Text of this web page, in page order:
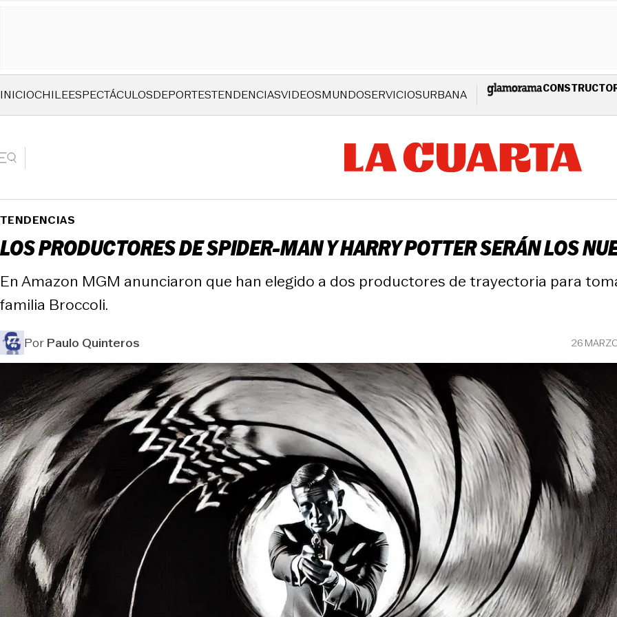
INICIOCHILEESPECTÁCULOSDEPORTESTENDENCIASVIDEOSMUNDOSERVICIOSURBANA
TENDENCIAS
LOS PRODUCTORES DE SPIDER-MAN Y HARRY POTTER SERÁN LOS
En Amazon MGM anunciaron que han elegido a dos productores de trayectoria para
familia Broccoli.
PorPaulo Quinteros 26